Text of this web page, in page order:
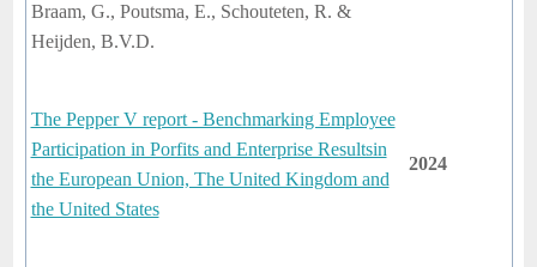
Braam, G., Poutsma, E., Schouteten, R. &
Heijden, B.V.D.
The Pepper V report - Benchmarking Employee
Participation in Porfits and Enterprise Resultsin
the European Union, The United Kingdom and
the United States
2024